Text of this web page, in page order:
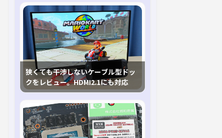
狭くても干渉しないケーブル型ドッ
クをレビュー。HDMI2.1にも対応